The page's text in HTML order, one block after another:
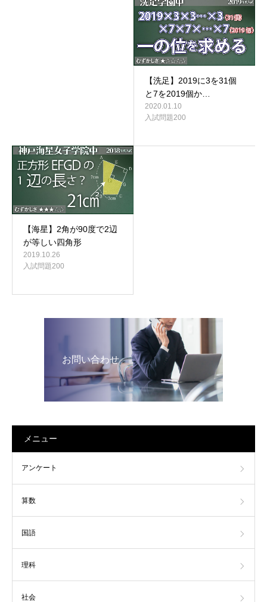
【洗足】2019に3を31個
と7を2019個か…
2020.01.10
入試問題200
【海星】2角が90度で2辺
が等しい四角形
2019.10.26
入試問題200
お問い合わせ
メニュー
アンケート
算数
国語
理科
社会